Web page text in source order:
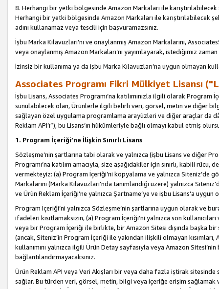
8. Herhangi bir yetki bölgesinde Amazon Markaları ile
Herhangi bir yetki bölgesinde Amazon Markaları ile karıştırılabilecek
adını kullanamaz veya tescili için başvuramazsınız.
İşbu Marka Kılavuzları’nı ve onaylanmış Amazon Markalarını,
veya onaylanmış Amazon Markaları’nı yayımlayarak, istediğimiz
İzinsiz bir kullanıma ya da işbu Marka Kılavuzları’na uygun olmayan
Associates Programı Fikri Mülkiyet Lisansı
İşbu Lisans, Associates Programı’na katılımınızla ilgili olarak Program
sunulabilecek olan, Ürünlerle ilgili belirli veri, görsel, metin ve diğer
sağlayan özel uygulama programlama arayüzleri ve diğer araçlar da
Reklam API’ı”), bu Lisans’ın hükümleriyle bağlı olmayı kabul etmiş
1. Program İçeriği’ne İlişkin Sınırlı Lisans
Sözleşme’nin şartlarına tabi olarak ve yalnızca (işbu Lisans ve diğer
Programı’na katılım amacıyla, size aşağıdakiler için sınırlı, kabili
vermekteyiz: (a) Program İçeriği’ni kopyalama ve yalnızca Siteniz’de
Markalarını (Marka Kılavuzları’nda tanımlandığı üzere) yalnızca
ve Ürün Reklam İçeriği’ne yalnızca Şartname’ye ve işbu Lisans’a
Program İçeriği’ni yalnızca Sözleşme’nin şartlarına uygun olarak ve
ifadeleri kısıtlamaksızın, (a) Program İçeriği’ni yalnızca son
veya bir Program İçeriği ile birlikte, bir Amazon Sitesi dışında başka
(ancak, Siteniz’in Program İçeriği ile yakından ilişkili olmayan
kullanımını yalnızca ilgili Ürün Detay sayfasıyla veya Amazon
bağlantılandırmayacaksınız.
Ürün Reklam API veya Veri Akışları bir veya daha fazla iştirak
sağlar. Bu türden veri, görsel, metin, bilgi veya içeriğe erişim sağlamak